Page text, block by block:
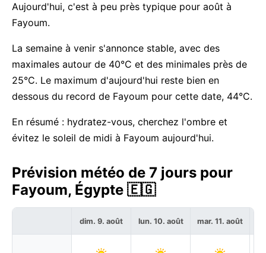
Aujourd'hui, c'est à peu près typique pour août à
Fayoum.
La semaine à venir s'annonce stable, avec des
maximales autour de 40°C et des minimales près de
25°C. Le maximum d'aujourd'hui reste bien en
dessous du record de Fayoum pour cette date, 44°C.
En résumé : hydratez-vous, cherchez l'ombre et
évitez le soleil de midi à Fayoum aujourd'hui.
Prévision météo de 7 jours pour
Fayoum, Égypte 🇪🇬
dim. 9. août lun. 10. août mar. 11. août